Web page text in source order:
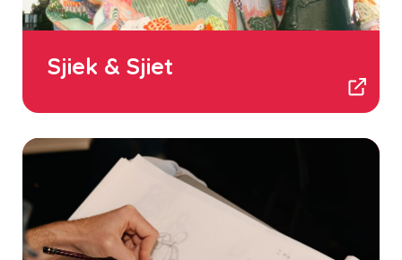
Sjiek & Sjiet